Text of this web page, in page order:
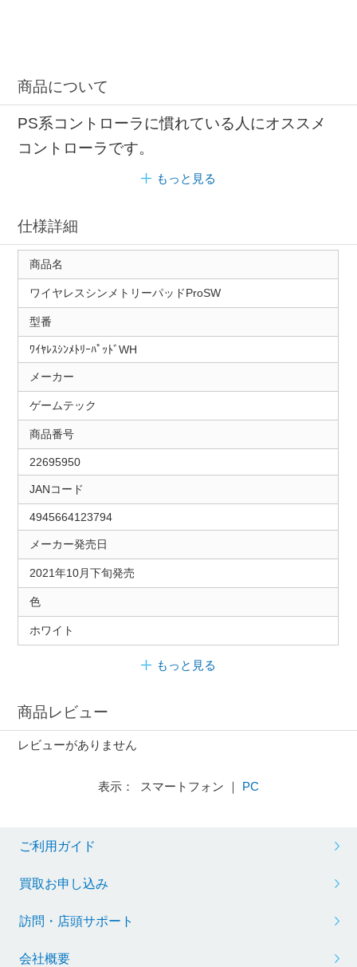
商品について
PS系コントローラに慣れている人にオススメ
コントローラです。
もっと見る
仕様詳細
商品名
ワイヤレスシンメトリーパッドProSW
型番
ﾜｲﾔﾚｽｼﾝﾒﾄﾘｰﾊﾟｯﾄﾞWH
メーカー
ゲームテック
商品番号
22695950
JANコード
4945664123794
メーカー発売日
2021年10月下旬発売
色
ホワイト
もっと見る
商品レビュー
レビューがありません
表示： スマートフォン ｜ PC
ご利用ガイド
買取お申し込み
訪問・店頭サポート
会社概要